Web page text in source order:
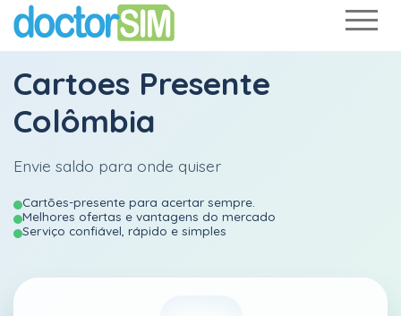
Cartoes Presente
Colômbia
Envie saldo para onde quiser
Cartões-presente para acertar sempre.
Melhores ofertas e vantagens do mercado
Serviço confiável, rápido e simples